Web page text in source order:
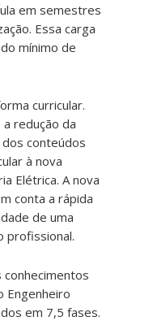
em semestres
Essa carga
mínimo de
curricular.
redução da
conteúdos
à nova
Elétrica. A nova
conta a rápida
de uma
profissional.
conhecimentos
Engenheiro
em 7,5 fases.